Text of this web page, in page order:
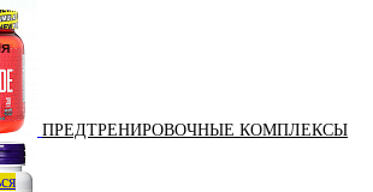
ПРЕДТРЕНИРОВОЧНЫЕ КОМПЛЕКСЫ